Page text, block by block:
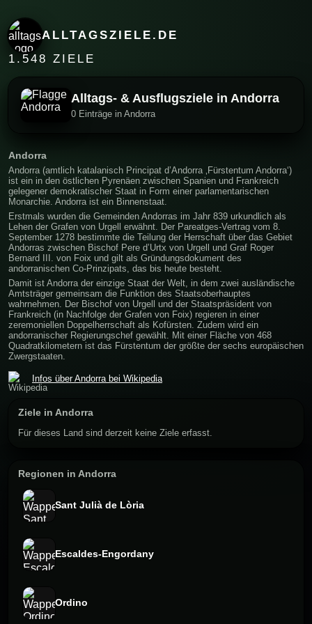
ALLTAGSZIELE.DE
1.548 ZIELE
Alltags- & Ausflugsziele in Andorra
0 Einträge in Andorra
Andorra
Andorra (amtlich katalanisch Principat d’Andorra ‚Fürstentum Andorra‘)
ist ein in den östlichen Pyrenäen zwischen Spanien und Frankreich
gelegener demokratischer Staat in Form einer parlamentarischen
Monarchie. Andorra ist ein Binnenstaat.
Erstmals wurden die Gemeinden Andorras im Jahr 839 urkundlich als
Lehen der Grafen von Urgell erwähnt. Der Pareatges-Vertrag vom 8.
September 1278 bestimmte die Teilung der Herrschaft über das Gebiet
Andorras zwischen Bischof Pere d’Urtx von Urgell und Graf Roger
Bernard III. von Foix und gilt als Gründungsdokument des
andorranischen Co-Prinzipats, das bis heute besteht.
Damit ist Andorra der einzige Staat der Welt, in dem zwei ausländische
Amtsträger gemeinsam die Funktion des Staatsoberhauptes
wahrnehmen. Der Bischof von Urgell und der Staatspräsident von
Frankreich (in Nachfolge der Grafen von Foix) regieren in einer
zeremoniellen Doppelherrschaft als Kofürsten. Zudem wird ein
andorranischer Regierungschef gewählt. Mit einer Fläche von 468
Quadratkilometern ist das Fürstentum der größte der sechs europäischen
Zwergstaaten.
Infos über Andorra bei Wikipedia
Ziele in Andorra
Für dieses Land sind derzeit keine Ziele erfasst.
Regionen in Andorra
Sant Julià de Lòria
Escaldes-Engordany
Ordino